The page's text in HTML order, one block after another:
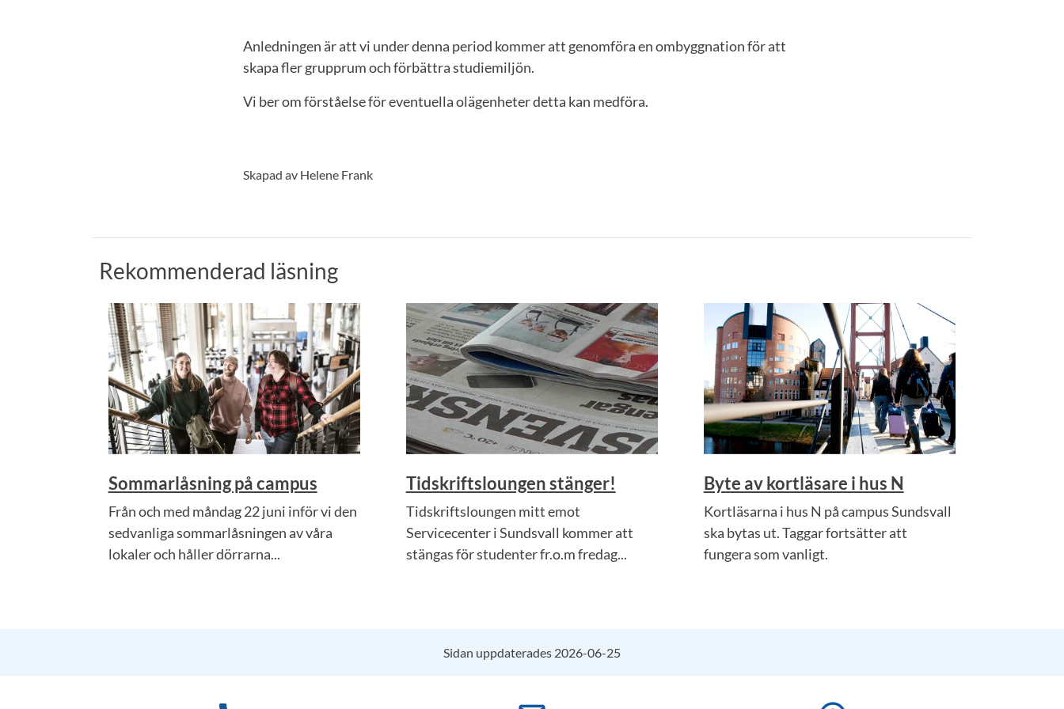
Anledningen är att vi under denna period kommer att genomföra en ombyggnation för att
skapa fler grupprum och förbättra studiemiljön.
Vi ber om förståelse för eventuella olägenheter detta kan medföra.
Skapad av Helene Frank
Rekommenderad läsning
Sommarlåsning på campus
Från och med måndag 22 juni inför vi den
sedvanliga sommarlåsningen av våra
lokaler och håller dörrarna...
Tidskriftsloungen stänger!
Tidskriftsloungen mitt emot
Servicecenter i Sundsvall kommer att
stängas för studenter fr.o.m fredag...
Byte av kortläsare i hus N
Kortläsarna i hus N på campus Sundsvall
ska bytas ut. Taggar fortsätter att
fungera som vanligt.
Sidan uppdaterades 2026-06-25